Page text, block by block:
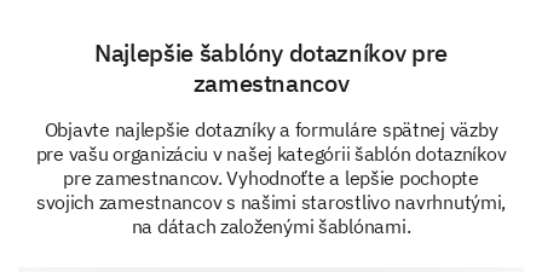
1 - Not at all effective
5 - Very effective
The effectiveness of our internal communications
Najlepšie šablóny dotazníkov pre
zamestnancov
Objavte najlepšie dotazníky a formuláre spätnej väzby
pre vašu organizáciu v našej kategórii šablón dotazníkov
pre zamestnancov. Vyhodnoťte a lepšie pochopte
svojich zamestnancov s našimi starostlivo navrhnutými,
na dátach založenými šablónami.